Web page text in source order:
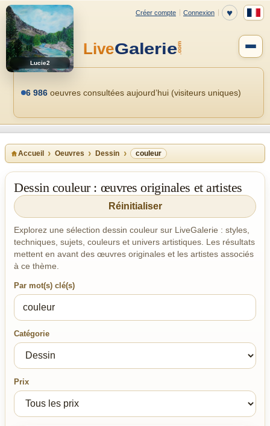
Lucie2
6 986 oeuvres consultées aujourd’hui (visiteurs uniques)
Accueil Oeuvres Dessin couleur
Dessin couleur : œuvres originales et artistes
Réinitialiser
Explorez une sélection dessin couleur sur LiveGalerie : styles,
techniques, sujets, couleurs et univers artistiques. Les résultats
mettent en avant des œuvres originales et les artistes associés
à ce thème.
Par mot(s) clé(s)
Catégorie
Prix